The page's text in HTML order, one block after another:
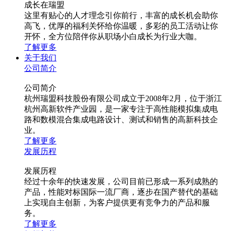
成长在瑞盟
这里有贴心的人才理念引你前行，丰富的成长机会助你
高飞，优厚的福利关怀给你温暖，多彩的员工活动让你
开怀，全方位陪伴你从职场小白成长为行业大咖。
了解更多
关于我们
公司简介
公司简介
杭州瑞盟科技股份有限公司成立于2008年2月，位于浙江
杭州高新软件产业园，是一家专注于高性能模拟集成电
路和数模混合集成电路设计、测试和销售的高新科技企
业。
了解更多
发展历程
发展历程
经过十余年的快速发展，公司目前已形成一系列成熟的
产品，性能对标国际一流厂商，逐步在国产替代的基础
上实现自主创新，为客户提供更有竞争力的产品和服
务。
了解更多